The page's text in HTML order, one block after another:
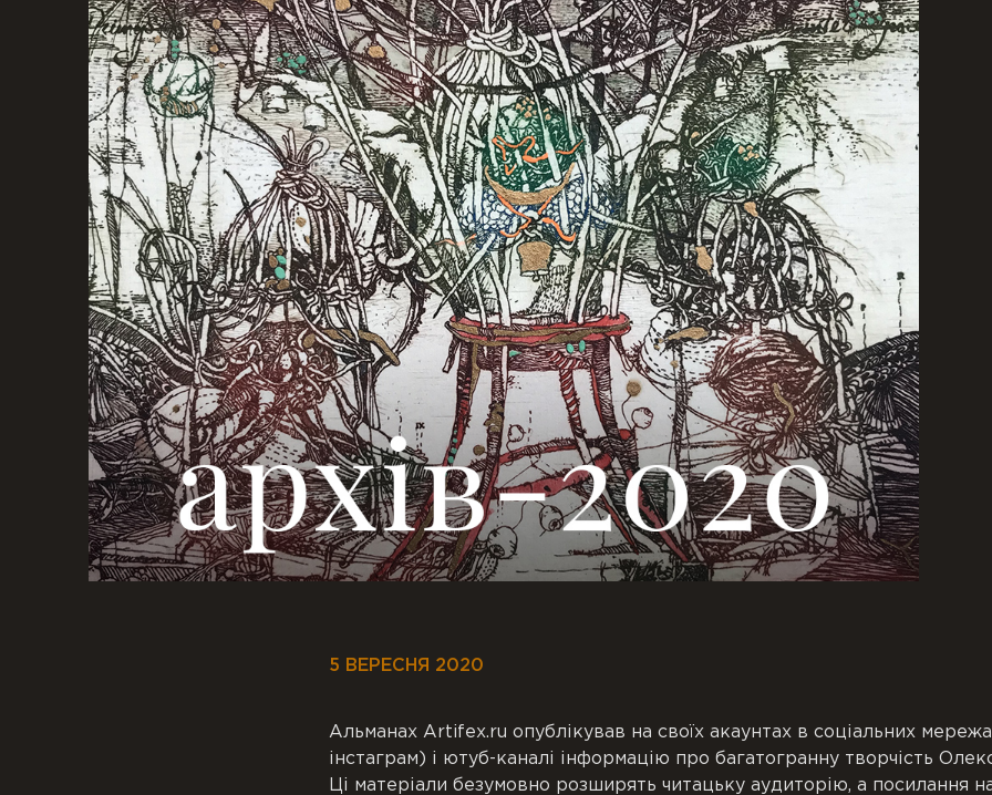
5 ВЕРЕСНЯ 2020
Альманах Artifex.ru опублікував на своїх акаунтах в соціальних
інстаграм) і ютуб-каналі інформацію про багатогранну творчість
Ці матеріали безумовно розширять читацьку аудиторію, а посилання